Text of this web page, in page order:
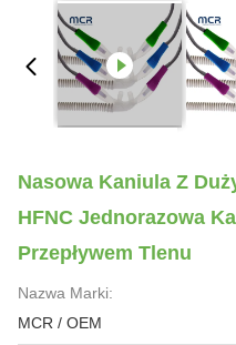
Nasowa Kaniula Z
HFNC Jednorazowa
Przepływem Tlenu
Nazwa Marki:
MCR / OEM